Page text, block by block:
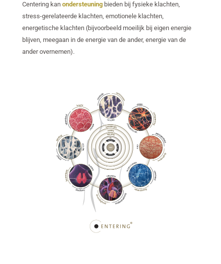
Centering kan ondersteuning bieden bij fysieke klachten,
stress-gerelateerde klachten, emotionele klachten,
energetische klachten (bijvoorbeeld moeilijk bij eigen energie
blijven, meegaan in de energie van de ander, energie van de
ander overnemen).